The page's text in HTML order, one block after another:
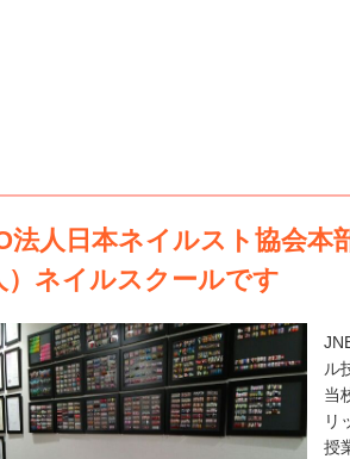
法人日本ネイルスト協会本
）ネイルスクールです
ル
当
リ
授